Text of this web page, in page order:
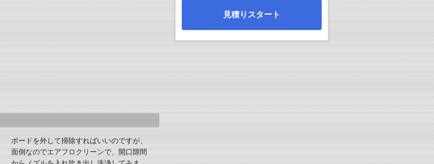
ボードを外して掃除すればいいのですが、
面倒なのでエアフロクリーンで、開口隙間
見積りスタート